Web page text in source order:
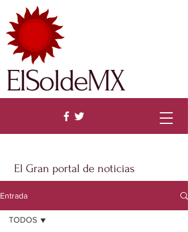
El Gran portal de noticias
ElSoldeMX
Entrada
TODOS